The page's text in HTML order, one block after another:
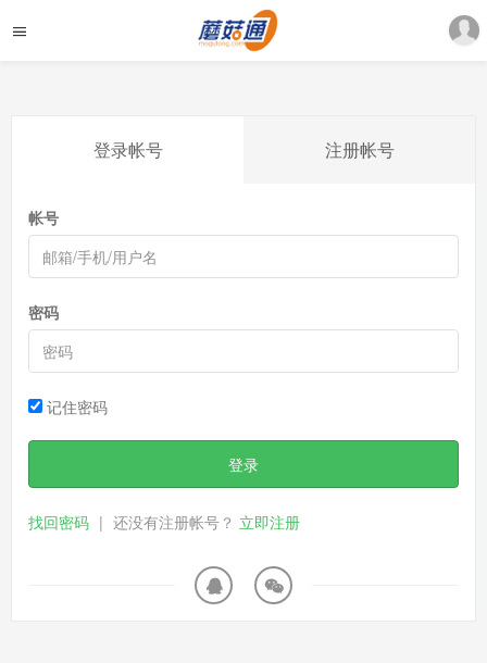
登录帐号 注册帐号
帐号
密码
记住密码
登录
找回密码 | 还没有注册帐号？ 立即注册